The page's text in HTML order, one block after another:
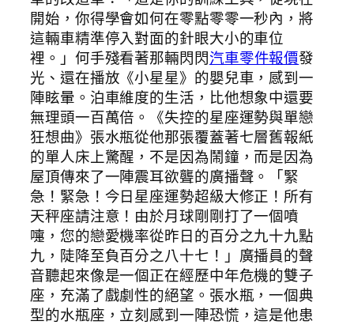
開始，你得學會如何在零點零零一秒內，將
這輛車精準停入對面的針眼大小的車位
裡。」何手殘看著那輛閃閃汽車零件報價發
光、還在播放《小星星》的嬰兒車，感到一
陣眩暈。泊車維度的生活，比他想象中還要
無理頭一百萬倍。《失控的星座運勢與單戀
狂想曲》張水瓶從他那張覆蓋著七層舊報紙
的單人床上驚醒，不是因為鬧鐘，而是因為
屋頂傳來了一陣震耳欲聾的廣播聲。「緊
急！緊急！今日星座運勢超級大修正！所有
天秤座請注意！由於月球剛剛打了一個噴
嚏，您的戀愛機率從昨日的百分之九十九點
九，陡降至負百分之八十七！」廣播員的聲
音聽起來像是一個正在經歷中年危機的雙子
座，充滿了戲劇性的絕望。張水瓶，一個典
型的水瓶座，立刻感到一陣恐慌，這是他患